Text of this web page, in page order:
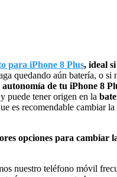
para iPhone 8 Plus, ideal
quedando aún batería, o si
autonomía de tu iPhone 8
puede tener origen en la
es recomendable cambiar la
opciones para cambiar
nuestro teléfono móvil